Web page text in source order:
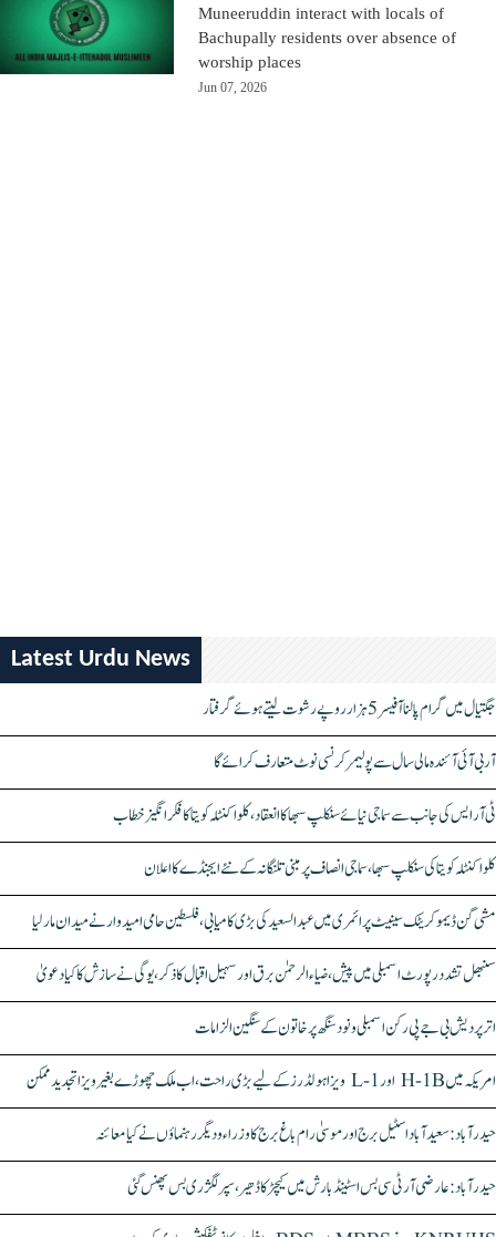
Muneeruddin interact with locals of
Bachupally residents over absence of
worship places
Jun 07, 2026
Latest Urdu News
جگتیال میں گرام پالنا آفیسر 5 ہزار روپے رشوت لیتے ہوئے گرفتار
آر بی آئی آئندہ مالی سال سے پولیمر کرنسی نوٹ متعارف کرائے گا
ٹی آر ایس کی جانب سے سماجی نیائے سنکلپ سبھا کا انعقاد، کلواکنٹلہ کویتا کا فکر انگیز خطاب
کلواکنٹلہ کویتا کی سنکلپ سبھا، سماجی انصاف پر مبنی تلنگانہ کے نئے ایجنڈے کا اعلان
مشی گن ڈیموکریٹک سینیٹ پرائمری میں عبدالسعید کی بڑی کامیابی، فلسطین حامی امیدوار نے میدان مار لیا
سنبھل تشدد رپورٹ اسمبلی میں پیش، ضیاء الرحمٰن برق اور سہیل اقبال کا ذکر، یوگی نے سازش کا کیا دعویٰ
اتر پردیش بی جے پی رکن اسمبلی ونود سنگھ پر خاتون کے سنگین الزامات
امریکہ میں H-1B اور L-1 ویزا ہولڈرز کے لیے بڑی راحت، اب ملک چھوڑے بغیر ویزا تجدید ممکن
حیدرآباد: سعیدآباد اسٹیل برج اور موسیٰ رام باغ برج کا وزراء و دیگر رہنماؤں نے کیا معائنہ
حیدرآباد: عارضی آر ٹی سی بس اسٹینڈ بارش میں کیچڑ کا ڈھیر، سپر لگژری بس پھنس گئی